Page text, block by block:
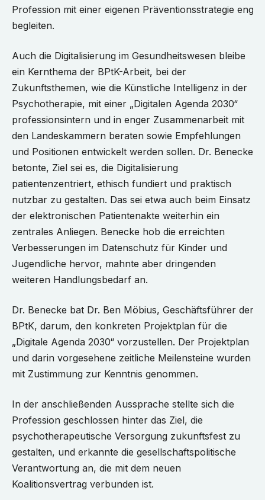
Profession mit einer eigenen Präventionsstrategie eng
begleiten.
Auch die Digitalisierung im Gesundheitswesen bleibe
ein Kernthema der BPtK-Arbeit, bei der
Zukunftsthemen, wie die Künstliche Intelligenz in der
Psychotherapie, mit einer „Digitalen Agenda 2030“
professionsintern und in enger Zusammenarbeit mit
den Landeskammern beraten sowie Empfehlungen
und Positionen entwickelt werden sollen. Dr. Benecke
betonte, Ziel sei es, die Digitalisierung
patientenzentriert, ethisch fundiert und praktisch
nutzbar zu gestalten. Das sei etwa auch beim Einsatz
der elektronischen Patientenakte weiterhin ein
zentrales Anliegen. Benecke hob die erreichten
Verbesserungen im Datenschutz für Kinder und
Jugendliche hervor, mahnte aber dringenden
weiteren Handlungsbedarf an.
Dr. Benecke bat Dr. Ben Möbius, Geschäftsführer der
BPtK, darum, den konkreten Projektplan für die
„Digitale Agenda 2030“ vorzustellen. Der Projektplan
und darin vorgesehene zeitliche Meilensteine wurden
mit Zustimmung zur Kenntnis genommen.
In der anschließenden Aussprache stellte sich die
Profession geschlossen hinter das Ziel, die
psychotherapeutische Versorgung zukunftsfest zu
gestalten, und erkannte die gesellschaftspolitische
Verantwortung an, die mit dem neuen
Koalitionsvertrag verbunden ist.